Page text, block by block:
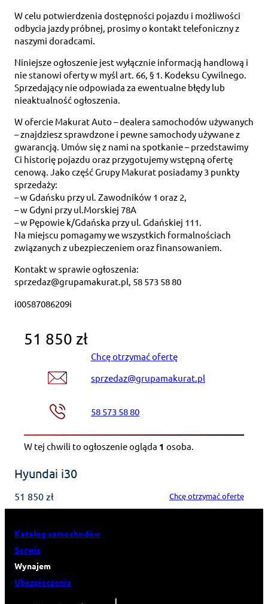
W celu potwierdzenia dostępności pojazdu i możliwości
odbycia jazdy próbnej, prosimy o kontakt telefoniczny z
naszymi doradcami.
Niniejsze ogłoszenie jest wyłącznie informacją handlową i
nie stanowi oferty w myśl art. 66, § 1. Kodeksu Cywilnego.
Sprzedający nie odpowiada za ewentualne błędy lub
nieaktualność ogłoszenia.
W ofercie Makurat Auto – dealera samochodów używanych
– znajdziesz sprawdzone i pewne samochody używane z
gwarancją. Umów się z nami na spotkanie – przedstawimy
Ci historię pojazdu oraz przygotujemy wstępną ofertę
cenową. Jako część Grupy Makurat posiadamy 3 punkty
sprzedaży:
– w Gdańsku przy ul. Zawodników 1 oraz 2,
– w Gdyni przy ul.Morskiej 78A
– w Pępowie k/Gdańska przy ul. Gdańskiej 111.
Na miejscu pomagamy we wszystkich formalnościach
związanych z ubezpieczeniem oraz finansowaniem.
Kontakt w sprawie ogłoszenia:
sprzedaz@grupamakurat.pl, 58 573 58 80
i00587086209i
51 850 zł
Chcę otrzymać ofertę
sprzedaz@grupamakurat.pl
58 573 58 80
W tej chwili to ogłoszenie ogląda 1 osoba.
Hyundai i30
51 850 zł Chcę otrzymać ofertę
Katalog samochodów
Serwis
Wynajem
Ubezpieczenia